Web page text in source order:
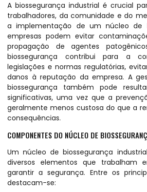
A biossegurança industrial é crucial
trabalhadores, da comunidade e do
a implementação de um núcleo de
empresas podem evitar
propagação de agentes
biossegurança contribui para a
legislações e normas regulatórias,
danos à reputação da empresa. A
biossegurança também pode
significativas, uma vez que a
geralmente menos custosa do que a
consequências.
COMPONENTES DO NÚCLEO DE
Um núcleo de biossegurança
diversos elementos que trabalham
garantir a segurança. Entre os
destacam-se: